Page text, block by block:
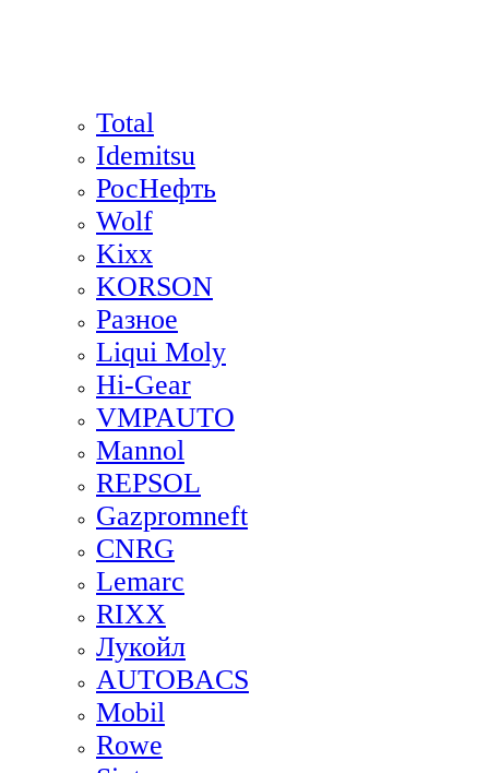
Total
Idemitsu
РосНефть
Wolf
Kixx
KORSON
Разное
Liqui Moly
Hi-Gear
VMPAUTO
Mannol
REPSOL
Gazpromneft
CNRG
Lemarc
RIXX
Лукойл
AUTOBACS
Mobil
Rowe